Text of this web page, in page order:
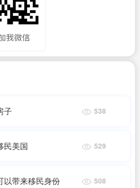
子 538
民美国 529
以带来移民身份 508